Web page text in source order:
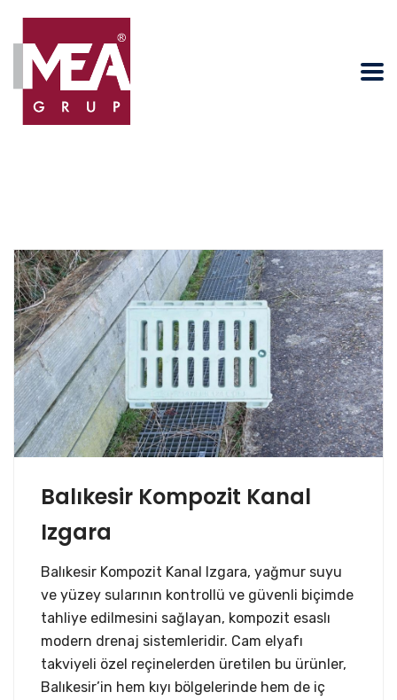
Balıkesir Kompozit Kanal
Izgara
Balıkesir Kompozit Kanal Izgara, yağmur suyu
ve yüzey sularının kontrollü ve güvenli biçimde
tahliye edilmesini sağlayan, kompozit esaslı
modern drenaj sistemleridir. Cam elyafı
takviyeli özel reçinelerden üretilen bu ürünler,
Balıkesir’in hem kıyı bölgelerinde hem de iç